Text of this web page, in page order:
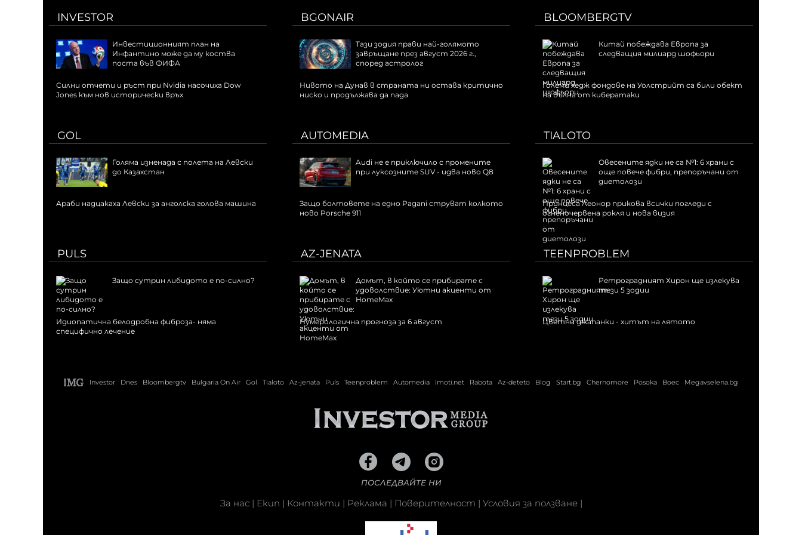
INVESTOR
Инвестиционният план на
Инфантино може да му коства
поста във ФИФА
Силни отчети и ръст при Nvidia насочиха Dow
Jones към нов исторически връх
BGONAIR
Тази зодия прави най-голямото
завръщане през август 2026 г.,
според астролог
Нивото на Дунав в страната ни остава критично
ниско и продължава да пада
BLOOMBERGTV
Китай побеждава Европа за
следващия милиард шофьори
Големи хедж фондове на Уолстрийт са били обект
на вълна от кибератаки
GOL
Голяма изненада с полета на Левски
до Казахстан
Араби надцакаха Левски за анголска голова машина
AUTOMEDIA
Audi не е приключило с промените
при луксозните SUV - идва ново Q8
Защо болтовете на едно Pagani струват колкото
ново Porsche 911
TIALOTO
Овесените ядки не са №1: 6 храни с
още повече фибри, препоръчани от
диетолози
Принцеса Леонор прикова всички погледи с
огненочервена рокля и нова визия
PULS
Защо сутрин либидото е по-силно?
Идиопатична белодробна фиброза- няма
специфично лечение
AZ-JENATA
Домът, в който се прибирате с
удоволствие: Уютни акценти от
HomeMax
Нумерологична прогноза за 6 август
TEENPROBLEM
Ретроградният Хирон ще излекува
тези 5 зодии
Цветни джапанки - хитът на лятото
Investor Dnes Bloombergtv Bulgaria On Air Gol Tialoto Az-jenata Puls Teenproblem Automedia Imoti.net Rabota Az-deteto Blog Start.bg Chernomore Posoka Boec Megavselena.bg
ПОСЛЕДВАЙТЕ НИ
За нас| Екип | Контакти | Реклама | Поверителност | Условия за ползване|